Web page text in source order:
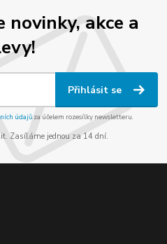
novinky, akce a
Přihlásit se
údajůza účelem rozesílky newsletteru.
Zasíláme jednou za 14 dní.